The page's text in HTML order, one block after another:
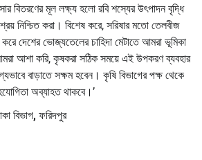
বিতরণের মূল লক্ষ্য হলো রবি শস্যের উৎপাদন বৃদ্ধি
নিশ্চিত করা। বিশেষ করে, সরিষার মতো তেলবীজ
দেশের ভোজ্যতেলের চাহিদা মেটাতে আমরা ভূমিকা
আশা করি, কৃষকরা সঠিক সময়ে এই উপকরণ ব্যবহার
বাড়াতে সক্ষম হবেন। কৃষি বিভাগের পক্ষ থেকে
অব্যাহত থাকবে।’
বিভাগ, ফরিদপুর